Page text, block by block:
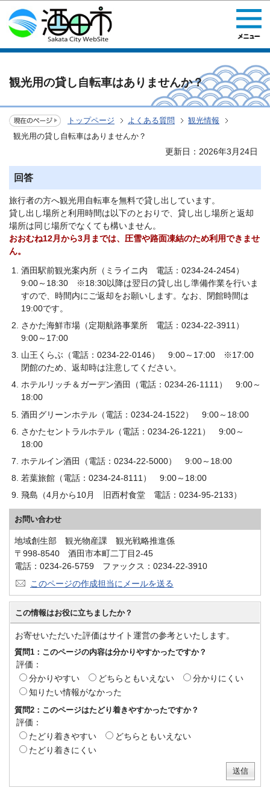
このページの本文へ移動
観光用の貸し自転車はありませんか？
トップページ よくある質問
観光情報
観光用の貸し自転車はありませんか？
更新日：2026年3月24日
回答
旅行者の方へ観光用自転車を無料で貸し出しています。
貸し出し場所と利用時間は以下のとおりで、貸し出し場所と返却
場所は同じ場所でなくても構いません。
おおむね12月から3月までは、圧雪や路面凍結のため利用できませ
ん。
酒田駅前観光案内所（ミライニ内 電話：0234-24-2454）
9:00～18:30 ※18:30以降は翌日の貸し出し準備作業を行いま
すので、時間内にご返却をお願いします。なお、閉館時間は
19:00です。
さかた海鮮市場（定期航路事業所 電話：0234-22-3911）
9:00～17:00
山王くらぶ（電話：0234-22-0146） 9:00～17:00 ※17:00
閉館のため、返却時は注意してください。
ホテルリッチ＆ガーデン酒田（電話：0234-26-1111） 9:00～
18:00
酒田グリーンホテル（電話：0234-24-1522） 9:00～18:00
さかたセントラルホテル（電話：0234-26-1221） 9:00～
18:00
ホテルイン酒田（電話：0234-22-5000） 9:00～18:00
若葉旅館（電話：0234-24-8111） 9:00～18:00
飛島（4月から10月 旧西村食堂 電話：0234-95-2133）
お問い合わせ
地域創生部 観光物産課 観光戦略推進係
〒998-8540 酒田市本町二丁目2-45
電話：0234-26-5759 ファックス：0234-22-3910
このページの作成担当にメールを送る
この情報はお役に立ちましたか？
お寄せいただいた評価はサイト運営の参考といたします。
質問1：このページの内容は分かりやすかったですか？
評価：
分かりやすい
どちらともいえない
分かりにくい
知りたい情報がなかった
質問2：このページはたどり着きやすかったですか？
評価：
たどり着きやすい
どちらともいえない
たどり着きにくい